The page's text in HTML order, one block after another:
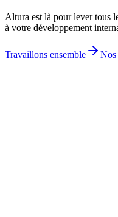
Altura est là pour lever tous
à votre développement
Travaillons ensemble Nos